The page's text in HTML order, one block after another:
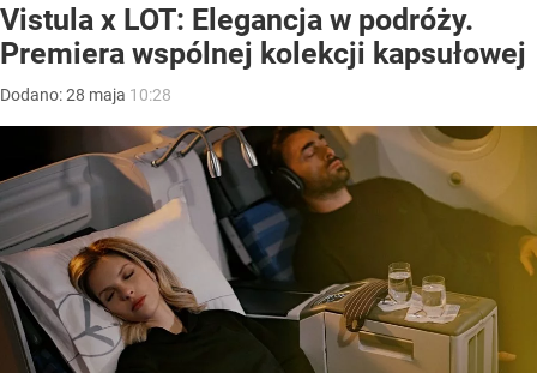
Vistula x LOT: Elegancja w podróży.
Premiera wspólnej kolekcji kapsułowej
Dodano:28 maja 10:28